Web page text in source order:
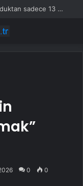
Dünyanın en kısa ömürlü ülkesi: Kurulduktan sadece 13 saat sonra tarihe karıştı
0 0